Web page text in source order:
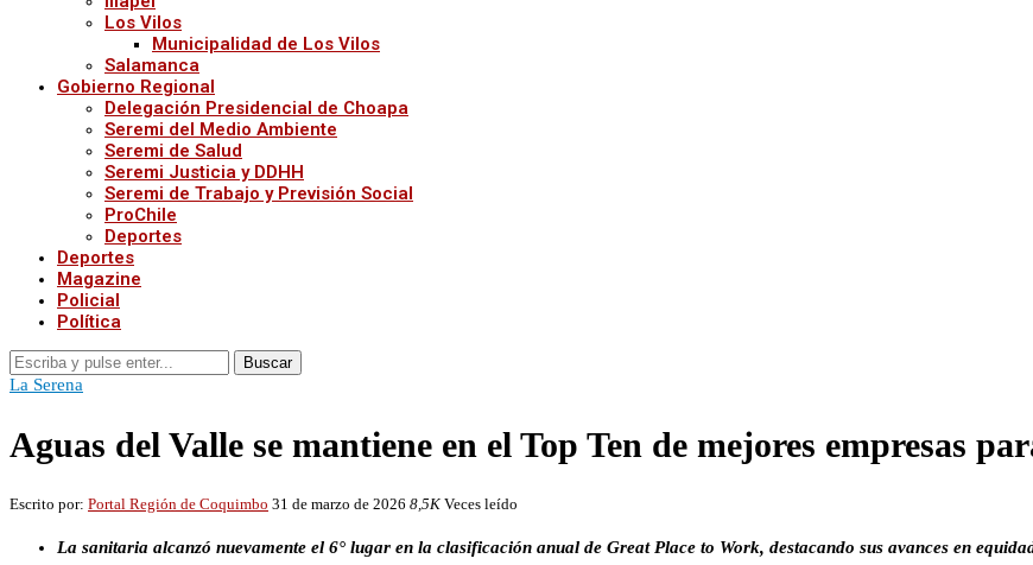
Los Vilos
Municipalidad de Los Vilos
Salamanca
Gobierno Regional
Delegación Presidencial de Choapa
Seremi del Medio Ambiente
Seremi de Salud
Seremi Justicia y DDHH
Seremi de Trabajo y Previsión Social
ProChile
Deportes
Deportes
Magazine
Policial
Política
Buscar
La Serena
Aguas del Valle se mantiene en el Top Ten de mejores empresas
Escrito por: Portal Región de Coquimbo 31 de marzo de 2026 8,5K Veces leído
La sanitaria alcanzó nuevamente el 6° lugar en la clasificación anual de Great Place to Work, destacando sus avances en